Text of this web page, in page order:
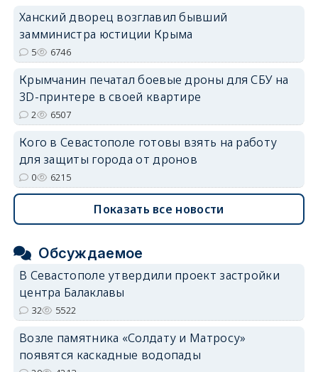
Ханский дворец возглавил бывший
замминистра юстиции Крыма
5 6746
Крымчанин печатал боевые дроны для СБУ на
3D-принтере в своей квартире
2 6507
Кого в Севастополе готовы взять на работу
для защиты города от дронов
0 6215
Показать все новости
Обсуждаемое
В Севастополе утвердили проект застройки
центра Балаклавы
32 5522
Возле памятника «Солдату и Матросу»
появятся каскадные водопады